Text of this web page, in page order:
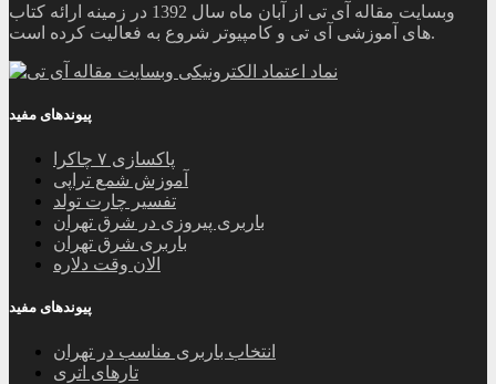
وبسایت مقاله آی تی از آبان ماه سال 1392 در زمینه ارائه کتاب
های آموزشی آی تی و کامپیوتر شروع به فعالیت کرده است.
پیوندهای مفید
پاکسازی ۷ چاکرا
آموزش شمع تراپی
تفسیر چارت تولد
باربری پیروزی در شرق تهران
باربری شرق تهران
الان وقت دلاره
پیوندهای مفید
انتخاب باربری مناسب در تهران
تارهای اتری